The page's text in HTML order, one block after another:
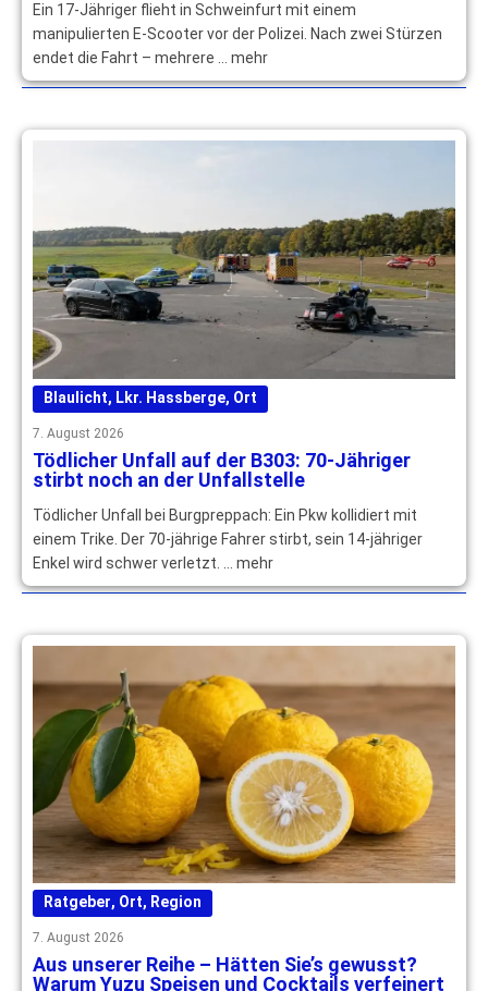
Ein 17-Jähriger flieht in Schweinfurt mit einem
manipulierten E-Scooter vor der Polizei. Nach zwei Stürzen
endet die Fahrt – mehrere … mehr
Blaulicht, Lkr. Hassberge, Ort
7. August 2026
Tödlicher Unfall auf der B303: 70-Jähriger
stirbt noch an der Unfallstelle
Tödlicher Unfall bei Burgpreppach: Ein Pkw kollidiert mit
einem Trike. Der 70-jährige Fahrer stirbt, sein 14-jähriger
Enkel wird schwer verletzt. … mehr
Ratgeber, Ort, Region
7. August 2026
Aus unserer Reihe – Hätten Sie’s gewusst?
Warum Yuzu Speisen und Cocktails verfeinert